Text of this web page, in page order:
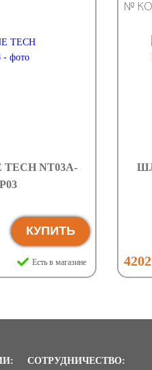
NT03A-
КУПИТЬ
Есть в магазине
№
СОТРУДНИЧЕСТВО: